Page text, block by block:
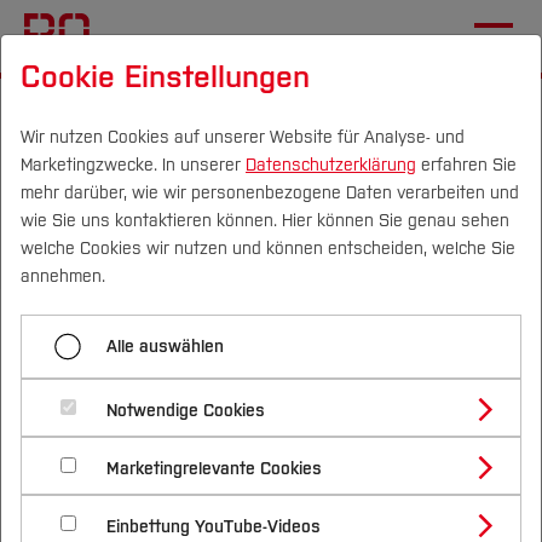
Campus Personen DE|EN Quicklinks
Studium
Studienangebote
Bachelorstudiengänge
Masterstudiengänge
Vor dem Studium
Bewerben & Einschreiben
Bewerbungsportal
Im Studium
Studienbüros und Prüfungen
Nach dem Studium
Forschung & Transfer
Profil
Forschungs- und Transferprofil
Schwerpunkte (FuT)
Beratung & Förderung
Nachhaltigkeit
Nachhaltigkeit studieren
International
Chronik
2004
Menü aufklappen
2002
2003
2004
2005
2004
Phaeton
Cookie Einstellungen
Wir nutzen Cookies auf unserer Website für Analyse- und
Marketingzwecke. In unserer Datenschutzerklärung erfahren Sie
mehr darüber, wie wir personenbezogene Daten verarbeiten und
wie Sie uns kontaktieren können. Hier können Sie genau sehen
welche Cookies wir nutzen und können entscheiden, welche Sie
annehmen.
Alle auswählen
Notwendige Cookies
Marketingrelevante Cookies
Einbettung YouTube-Videos